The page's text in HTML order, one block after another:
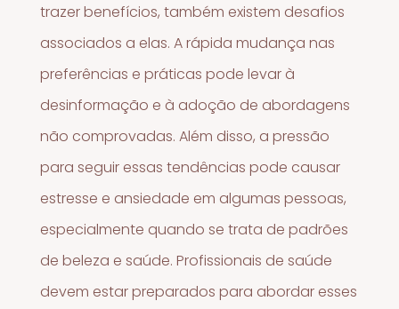
trazer benefícios, também existem desafios
associados a elas. A rápida mudança nas
preferências e práticas pode levar à
desinformação e à adoção de abordagens
não comprovadas. Além disso, a pressão
para seguir essas tendências pode causar
estresse e ansiedade em algumas pessoas,
especialmente quando se trata de padrões
de beleza e saúde. Profissionais de saúde
devem estar preparados para abordar esses